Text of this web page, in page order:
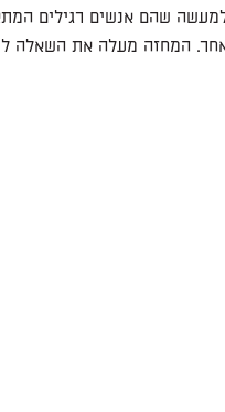
שהם אנשים רגילים
המחזה מעלה את השאלה